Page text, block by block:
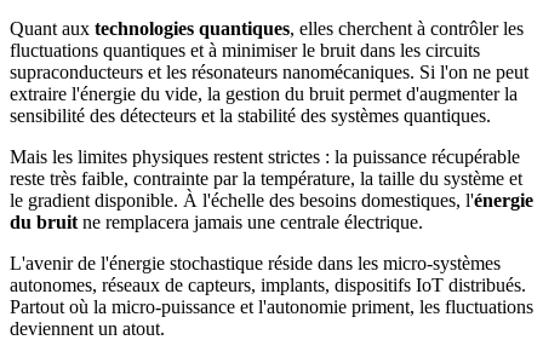
Quant aux technologies quantiques, elles cherchent à contrôler les
fluctuations quantiques et à minimiser le bruit dans les circuits
supraconducteurs et les résonateurs nanomécaniques. Si l'on ne peut
extraire l'énergie du vide, la gestion du bruit permet d'augmenter la
sensibilité des détecteurs et la stabilité des systèmes quantiques.
Mais les limites physiques restent strictes : la puissance récupérable
reste très faible, contrainte par la température, la taille du système et
le gradient disponible. À l'échelle des besoins domestiques, l'énergie
du bruit ne remplacera jamais une centrale électrique.
L'avenir de l'énergie stochastique réside dans les micro-systèmes
autonomes, réseaux de capteurs, implants, dispositifs IoT distribués.
Partout où la micro-puissance et l'autonomie priment, les fluctuations
deviennent un atout.